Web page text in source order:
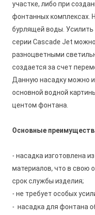
участке, либо при
фонтанных комплексах.
бурлящей воды.
серии Cascade Jet
разноцветными
создается за счет
Данную насадку можно
основной водной
центом фонтана.
Основные
- насадка изготовлена
материалов, что в свою
срок службы изделия;
- не требует особых
- насадка для фонтана